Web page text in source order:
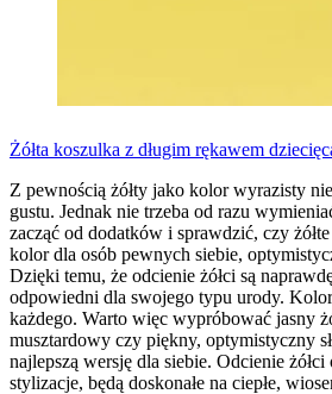
Żółta koszulka z długim rękawem
Z pewnością żółty jako kolor wyrazisty
gustu. Jednak nie trzeba od razu
zacząć od dodatków i sprawdzić, czy
kolor dla osób pewnych siebie,
Dzięki temu, że odcienie żółci są
odpowiedni dla swojego typu urody.
każdego. Warto więc wypróbować jasny
musztardowy czy piękny, optymistyczny
najlepszą wersję dla siebie. Odcienie żółci
stylizacje, będą doskonałe na ciepłe,